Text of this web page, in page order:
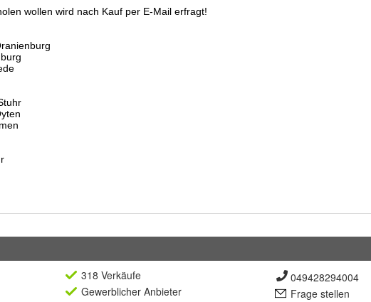
318 Verkäufe
Gewerblicher Anbieter
049428294004
Frage stellen